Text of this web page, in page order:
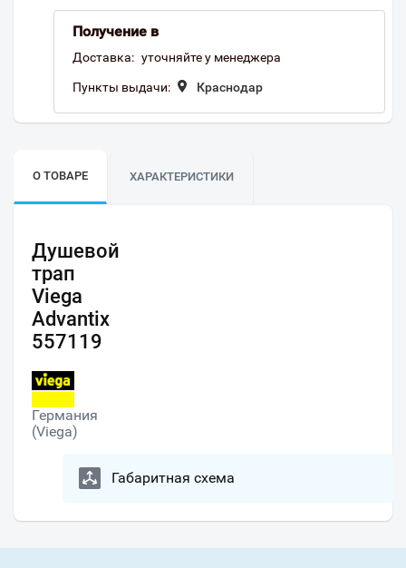
Получение в
Доставка: уточняйте у менеджера
Пункты выдачи: Краснодар
О ТОВАРЕ ХАРАКТЕРИСТИКИ
Душевой
трап
Viega
Advantix
557119
Германия
(Viega)
Габаритная схема